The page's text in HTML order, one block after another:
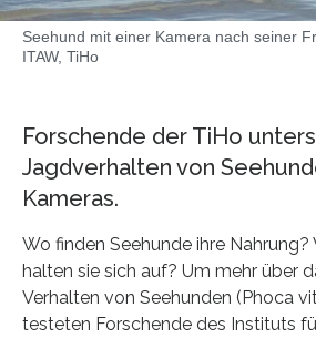
Seehund mit einer Kamera nach seiner
ITAW, TiHo
Forschende der TiHo
Jagdverhalten von
Kameras.
Wo finden Seehunde ihre Nahrung?
halten sie sich auf? Um mehr über
Verhalten von Seehunden (Phoca
testeten Forschende des Instituts